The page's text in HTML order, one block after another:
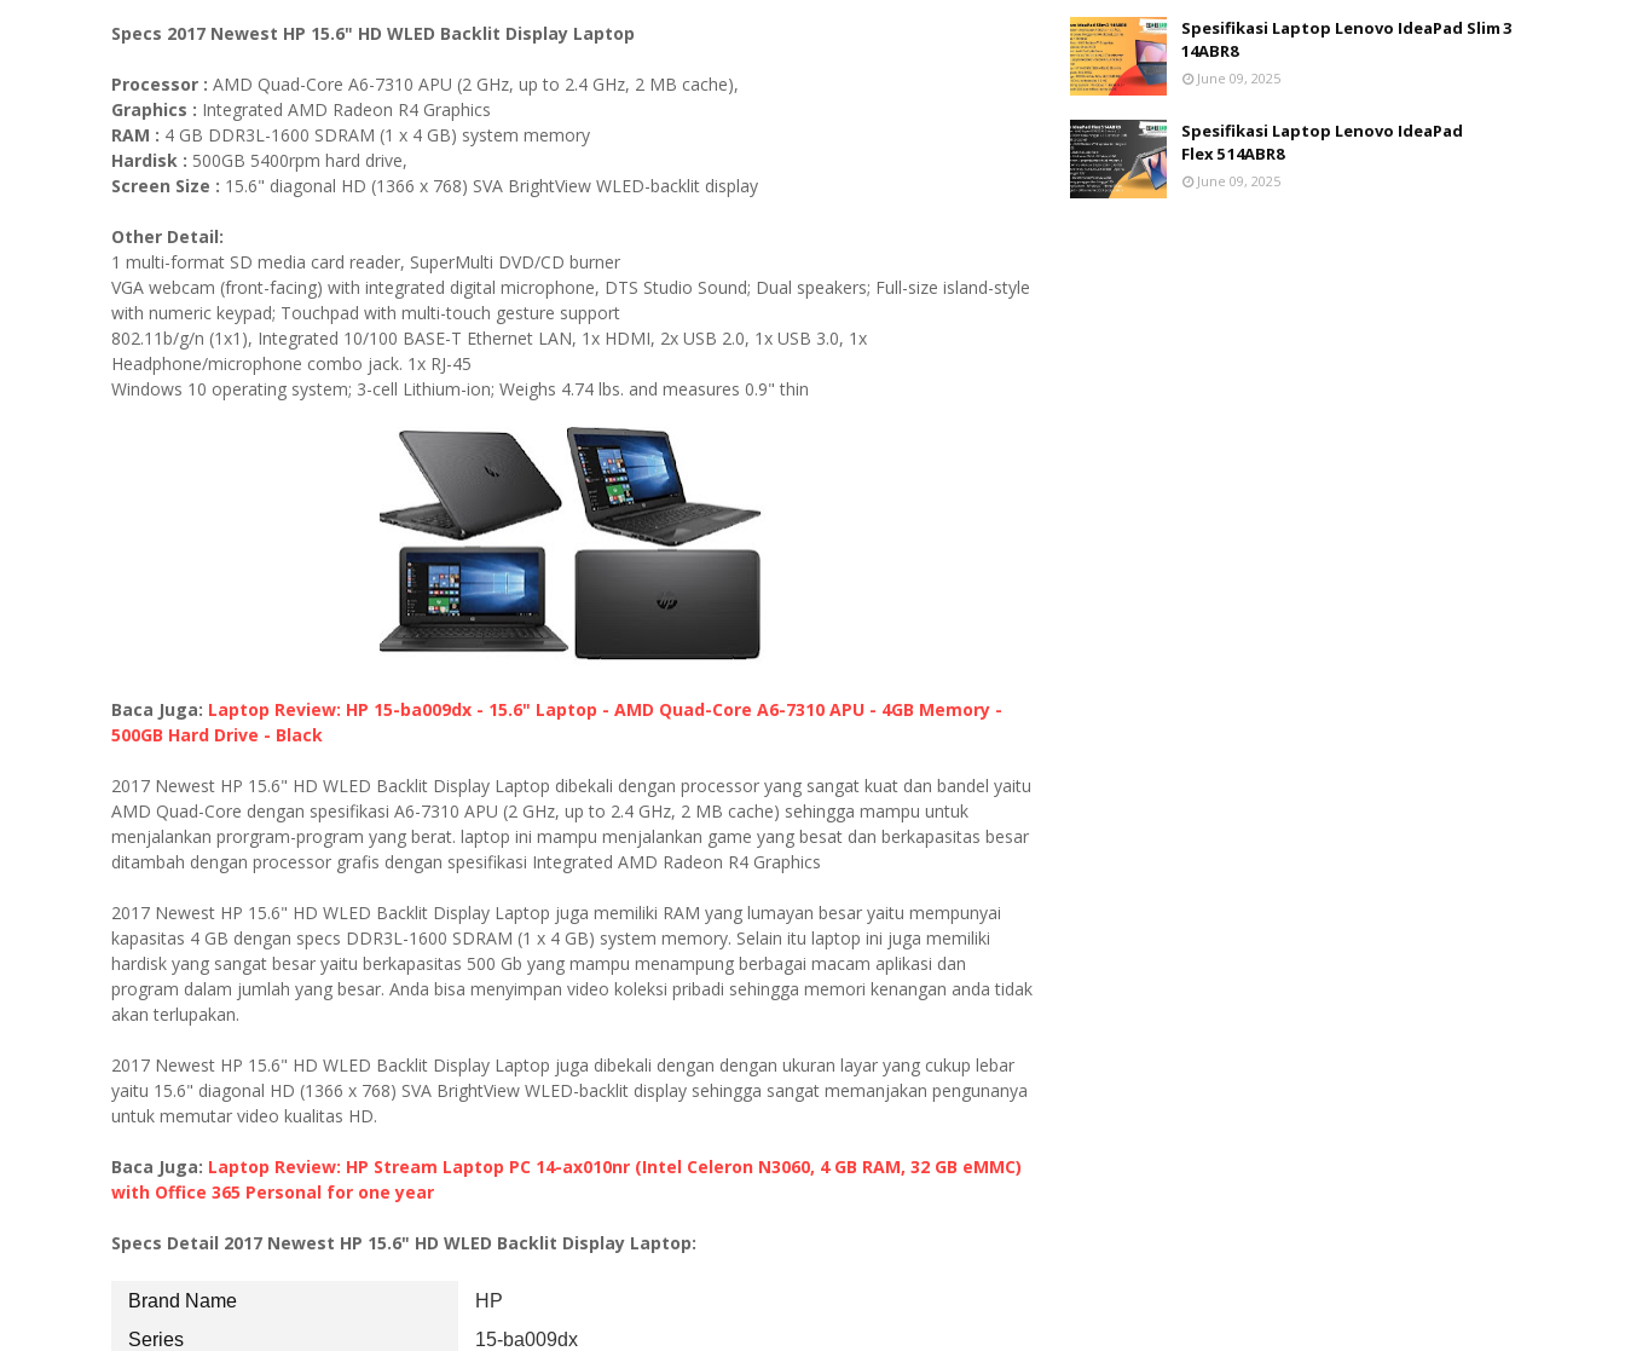
Specs 2017 Newest HP 15.6" HD WLED Backlit Display Laptop
Processor : AMD Quad-Core A6-7310 APU (2 GHz, up to 2.4 GHz, 2 MB cache),
Graphics : Integrated AMD Radeon R4 Graphics
RAM : 4 GB DDR3L-1600 SDRAM (1 x 4 GB) system memory
Hardisk : 500GB 5400rpm hard drive,
Screen Size : 15.6" diagonal HD (1366 x 768) SVA BrightView WLED-backlit display
Other Detail:
1 multi-format SD media card reader, SuperMulti DVD/CD burner
VGA webcam (front-facing) with integrated digital microphone, DTS Studio Sound; Dual speakers; Full-size island-style
with numeric keypad; Touchpad with multi-touch gesture support
802.11b/g/n (1x1), Integrated 10/100 BASE-T Ethernet LAN, 1x HDMI, 2x USB 2.0, 1x USB 3.0, 1x
Headphone/microphone combo jack. 1x RJ-45
Windows 10 operating system; 3-cell Lithium-ion; Weighs 4.74 lbs. and measures 0.9" thin
Baca Juga: Laptop Review: HP 15-ba009dx - 15.6" Laptop - AMD Quad-Core A6-7310 APU - 4GB Memory -
500GB Hard Drive - Black
2017 Newest HP 15.6" HD WLED Backlit Display Laptop dibekali dengan processor yang sangat kuat dan bandel yaitu
AMD Quad-Core dengan spesifikasi A6-7310 APU (2 GHz, up to 2.4 GHz, 2 MB cache) sehingga mampu untuk
menjalankan prorgram-program yang berat. laptop ini mampu menjalankan game yang besat dan berkapasitas besar
ditambah dengan processor grafis dengan spesifikasi Integrated AMD Radeon R4 Graphics
2017 Newest HP 15.6" HD WLED Backlit Display Laptop juga memiliki RAM yang lumayan besar yaitu mempunyai
kapasitas 4 GB dengan specs DDR3L-1600 SDRAM (1 x 4 GB) system memory. Selain itu laptop ini juga memiliki
hardisk yang sangat besar yaitu berkapasitas 500 Gb yang mampu menampung berbagai macam aplikasi dan
program dalam jumlah yang besar. Anda bisa menyimpan video koleksi pribadi sehingga memori kenangan anda tidak
akan terlupakan.
2017 Newest HP 15.6" HD WLED Backlit Display Laptop juga dibekali dengan dengan ukuran layar yang cukup lebar
yaitu 15.6" diagonal HD (1366 x 768) SVA BrightView WLED-backlit display sehingga sangat memanjakan pengunanya
untuk memutar video kualitas HD.
Baca Juga: Laptop Review: HP Stream Laptop PC 14-ax010nr (Intel Celeron N3060, 4 GB RAM, 32 GB eMMC)
with Office 365 Personal for one year
Specs Detail 2017 Newest HP 15.6" HD WLED Backlit Display Laptop:
Brand Name
HP
Series
15-ba009dx
Spesifikasi Laptop Lenovo IdeaPad Slim 3
14ABR8
June 09, 2025
Spesifikasi Laptop Lenovo IdeaPad
Flex 5 14ABR8
June 09, 2025